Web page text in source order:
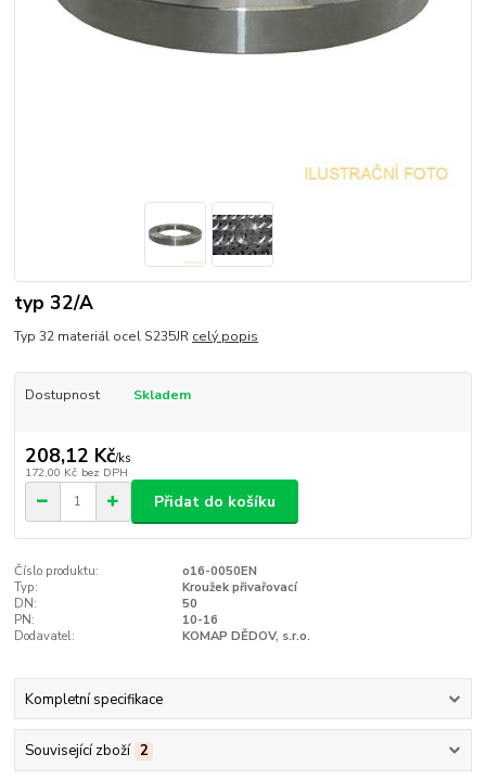
typ 32/A
Typ 32 materiál ocel S235JR celý popis
Dostupnost Skladem
208,12 Kč/ks
172,00 Kč bez DPH
Přidat do košíku
Číslo produktu:
o16-0050EN
Typ:
Kroužek přivařovací
DN:
50
PN:
10-16
Dodavatel:
KOMAP DĚDOV, s.r.o.
Kompletní specifikace
Související zboží 2